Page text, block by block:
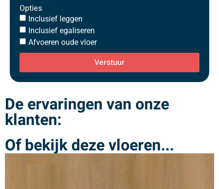
Opties
Inclusief leggen
Inclusief egaliseren
Afvoeren oude vloer
Verstuur
De ervaringen van onze
klanten:
Of bekijk deze vloeren...